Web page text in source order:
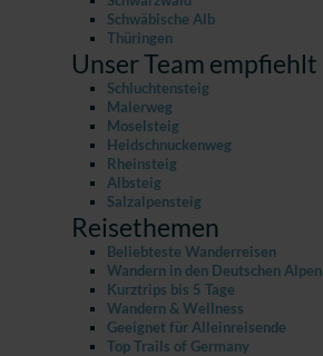
Schwäbische Alb
Thüringen
Unser Team empfiehlt
Schluchtensteig
Malerweg
Moselsteig
Heidschnuckenweg
Rheinsteig
Albsteig
Salzalpensteig
Reisethemen
Beliebteste Wanderreisen
Wandern in den Deutschen Alpen
Kurztrips bis 5 Tage
Wandern & Wellness
Geeignet für Alleinreisende
Top Trails of Germany